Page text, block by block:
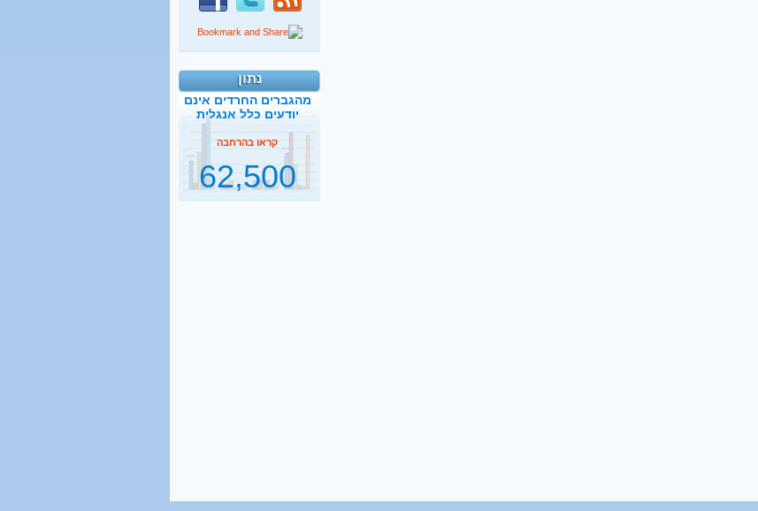
נתון
40%
קראו בהרחבה
62,500
תלמידי ישיבות בהסדר
דחיית השירות